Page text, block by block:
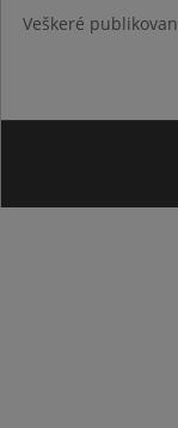
Veškeré